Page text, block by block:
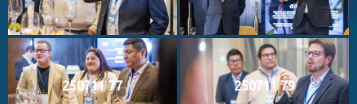
250711 77 250711 79